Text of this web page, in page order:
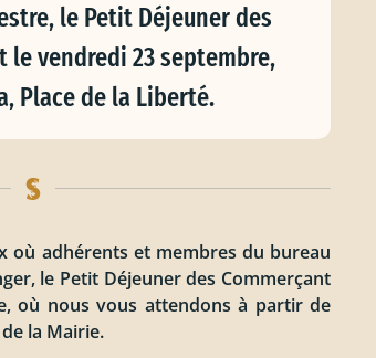
le Petit Déjeuner des
le vendredi 23 septembre,
Place de la Liberté.
où adhérents et membres du bureau
le Petit Déjeuner des Commerçant
où nous vous attendons à partir de
la Mairie.